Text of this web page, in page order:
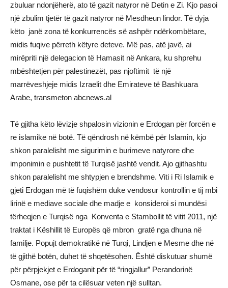
zbuluar ndonjëherë, ato të gazit natyror në Detin e Zi. Kjo pasoi
një zbulim tjetër të gazit natyror në Mesdheun lindor. Të dyja
këto janë zona të konkurrencës së ashpër ndërkombëtare,
midis fuqive përreth këtyre deteve. Më pas, atë javë, ai
mirëpriti një delegacion të Hamasit në Ankara, ku shprehu
mbështetjen për palestinezët, pas njoftimit të një
marrëveshjeje midis Izraelit dhe Emirateve të Bashkuara
Arabe, transmeton abcnews.al
Të gjitha këto lëvizje shpalosin vizionin e Erdogan për forcën e
re islamike në botë. Të qëndrosh në këmbë për Islamin, kjo
shkon paralelisht me sigurimin e burimeve natyrore dhe
imponimin e pushtetit të Turqisë jashtë vendit. Ajo gjithashtu
shkon paralelisht me shtypjen e brendshme. Viti i Ri Islamik e
gjeti Erdogan më të fuqishëm duke vendosur kontrollin e tij mbi
lirinë e mediave sociale dhe madje e konsideroi si mundësi
tërheqjen e Turqisë nga Konventa e Stambollit të vitit 2011, një
traktat i Këshillit të Europës që mbron gratë nga dhuna në
familje. Popujt demokratikë në Turqi, Lindjen e Mesme dhe në
të gjithë botën, duhet të shqetësohen. Është diskutuar shumë
për përpjekjet e Erdoganit për të “ringjallur” Perandorinë
Osmane, ose për ta cilësuar veten një sulltan.